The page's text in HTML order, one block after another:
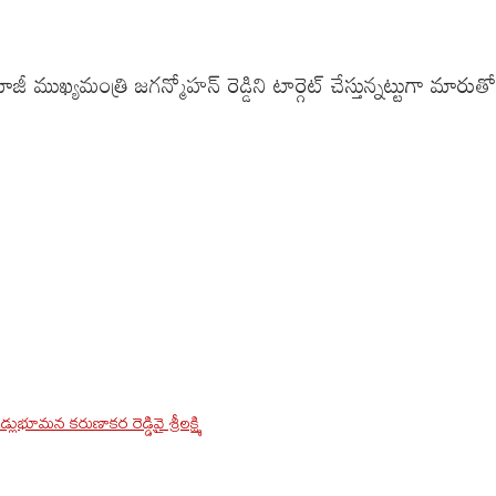
జగన్మోహన్ రెడ్డిని టార్గెట్ చేస్తున్నట్టుగా
భూమన కరుణాకర రెడ్డివై శ్రీలక్ష్మి